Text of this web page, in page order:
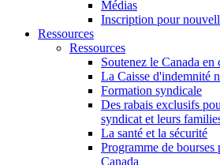
Médias
Inscription pour
Ressources
Ressources
Soutenez le Canada
La Caisse d'indemnité
Formation syndicale
Des rabais exclusifs
syndicat et leurs
La santé et la sécurité
Programme de
Canada